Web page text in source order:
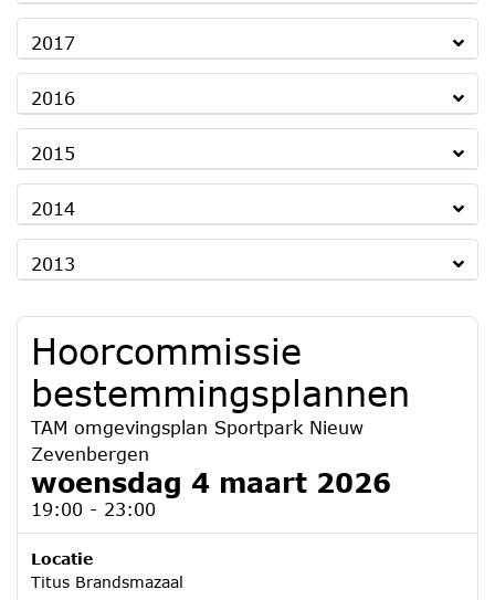
2017
2016
2015
2014
2013
Hoorcommissie
bestemmingsplannen
TAM omgevingsplan Sportpark Nieuw
Zevenbergen
woensdag 4 maart 2026
19:00 - 23:00
Locatie
Titus Brandsmazaal